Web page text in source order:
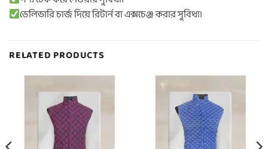
ডেলিভারি চার্জ দিয়ে রিটার্ন বা এক্সচেঞ্জ করার সুবিধা।
RELATED PRODUCTS